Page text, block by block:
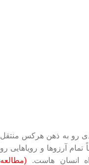
رو به ذهن هرکس منتقل
آرزوها و رویاهایی رو
(مطالعه